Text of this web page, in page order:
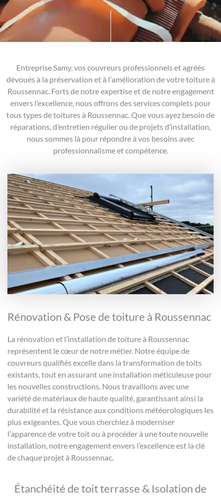
Entreprise Samy, vos couvreurs professionnels et agréés
dévoués à la préservation et à l’amélioration de votre toiture à
Roussennac. Forts de notre expertise et de notre engagement
envers l’excellence, nous offrons des services complets pour
tous types de toitures à Roussennac. Que vous ayez besoin de
réparations, d’entretien régulier ou de projets d’installation,
nous sommes là pour répondre à vos besoins avec
professionnalisme et compétence.
Rénovation & Pose de toiture à Roussennac
La rénovation et l’installation de toiture à Roussennac
représentent le cœur de notre métier. Notre équipe de
couvreurs qualifiés excelle dans la transformation de toits
existants, tout en assurant une installation méticuleuse pour
les nouvelles constructions. Nous travaillons avec une
variété de matériaux de haute qualité, garantissant ainsi la
durabilité et la résistance aux conditions météorologiques les
plus exigeantes. Que vous cherchiez à moderniser
l’apparence de votre toit ou à procéder à une toute nouvelle
installation, notre engagement envers l’excellence est la clé
de chaque projet à Roussennac.
Étanchéité de toit terrasse & Isolation de